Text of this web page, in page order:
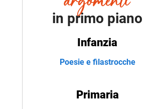
in primo piano
Infanzia
Poesie e filastrocche
Primaria